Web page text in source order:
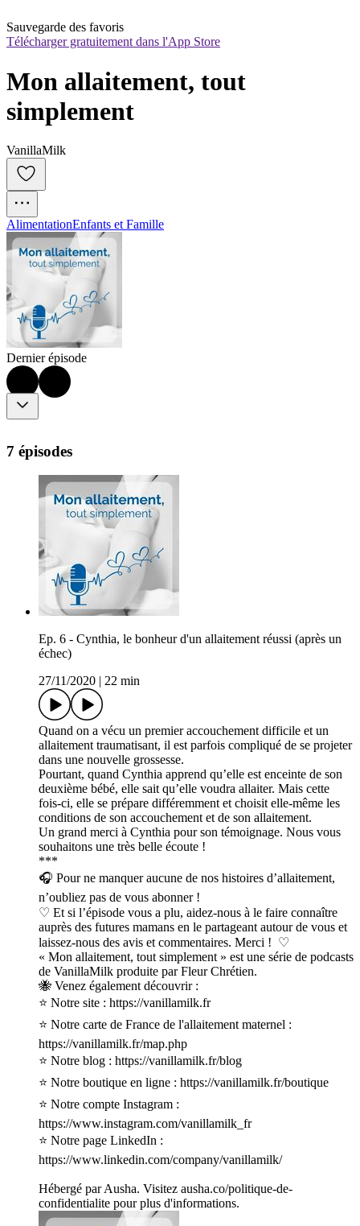
Sauvegarde des favoris
Télécharger gratuitement dans l'App Store
Mon allaitement, tout
simplement
VanillaMilk
AlimentationEnfants et Famille
Dernier épisode
7 épisodes
Ep. 6 - Cynthia, le bonheur d'un allaitement réussi (après un
échec)
27/11/2020
22 min
Quand on a vécu un premier accouchement difficile et un
allaitement traumatisant, il est parfois compliqué de se projeter
dans une nouvelle grossesse.
Pourtant, quand Cynthia apprend qu’elle est enceinte de son
deuxième bébé, elle sait qu’elle voudra allaiter. Mais cette
fois-ci, elle se prépare différemment et choisit elle-même les
conditions de son accouchement et de son allaitement.
Un grand merci à Cynthia pour son témoignage. Nous vous
souhaitons une très belle écoute !
***
🎧 Pour ne manquer aucune de nos histoires d’allaitement,
n’oubliez pas de vous abonner !
♡ Et si l’épisode vous a plu, aidez-nous à le faire connaître
auprès des futures mamans en le partageant autour de vous et
laissez-nous des avis et commentaires. Merci ! ♡
« Mon allaitement, tout simplement » est une série de podcasts
de VanillaMilk produite par Fleur Chrétien.
🐝 Venez également découvrir :
⭐ Notre site : https://vanillamilk.fr
⭐ Notre carte de France de l'allaitement maternel :
https://vanillamilk.fr/map.php
⭐ Notre blog : https://vanillamilk.fr/blog
⭐ Notre boutique en ligne : https://vanillamilk.fr/boutique
⭐ Notre compte Instagram :
https://www.instagram.com/vanillamilk_fr
⭐ Notre page LinkedIn :
https://www.linkedin.com/company/vanillamilk/
Hébergé par Ausha. Visitez ausha.co/politique-de-
confidentialite pour plus d'informations.